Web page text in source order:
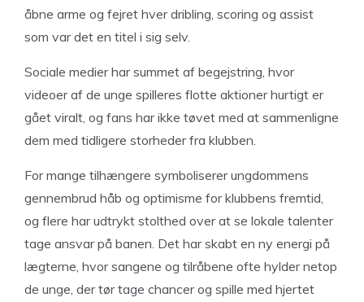
åbne arme og fejret hver dribling, scoring og assist
som var det en titel i sig selv.
Sociale medier har summet af begejstring, hvor
videoer af de unge spilleres flotte aktioner hurtigt er
gået viralt, og fans har ikke tøvet med at sammenligne
dem med tidligere storheder fra klubben.
For mange tilhængere symboliserer ungdommens
gennembrud håb og optimisme for klubbens fremtid,
og flere har udtrykt stolthed over at se lokale talenter
tage ansvar på banen. Det har skabt en ny energi på
lægterne, hvor sangene og tilråbene ofte hylder netop
de unge, der tør tage chancer og spille med hjertet